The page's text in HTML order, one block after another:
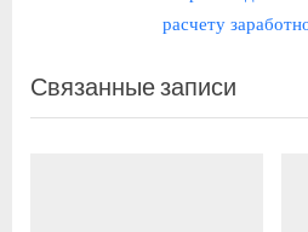
у
щ
д
у
расчету
Связанные записи